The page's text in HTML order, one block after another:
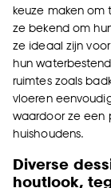
keuze maken om
ze bekend om
ze ideaal zijn
hun
ruimtes zoals
vloeren
waardoor ze een
huishoudens.
Diverse
houtlook,